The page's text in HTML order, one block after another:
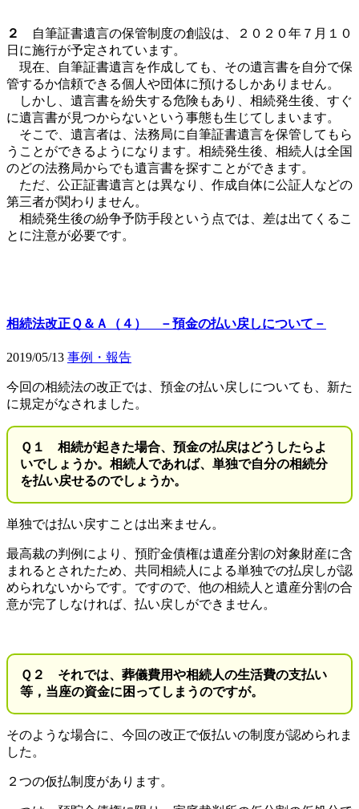
２
自筆証書遺言の保管制度の創設は、２０２０年７月１０
日に施行が予定されています。
現在、自筆証書遺言を作成しても、その遺言書を自分で保
管するか信頼できる個人や団体に預けるしかありません。
しかし、遺言書を紛失する危険もあり、相続発生後、すぐ
に遺言書が見つからないという事態も生じてしまいます。
そこで、遺言者は、法務局に自筆証書遺言を保管してもら
うことができるようになります。相続発生後、相続人は全国
のどの法務局からでも遺言書を探すことができます。
ただ、公正証書遺言とは異なり、作成自体に公証人などの
第三者が関わりません。
相続発生後の紛争予防手段という点では、差は出てくるこ
とに注意が必要です。
相続法改正Ｑ＆Ａ（４） －預金の払い戻しについて－
2019/05/13 事例・報告
今回の相続法の改正では、預金の払い戻しについても、新た
に規定がなされました。
Ｑ１ 相続が起きた場合、預金の払戻はどうしたらよ
いでしょうか。相続人であれば、単独で自分の相続分
を払い戻せるのでしょうか。
単独では払い戻すことは出来ません。
最高裁の判例により、預貯金債権は遺産分割の対象財産に含
まれるとされたため、共同相続人による単独での払戻しが認
められないからです。ですので、他の相続人と遺産分割の合
意が完了しなければ、払い戻しができません。
Ｑ２ それでは、葬儀費用や相続人の生活費の支払い
等，当座の資金に困ってしまうのですが。
そのような場合に、今回の改正で仮払いの制度が認められま
した。
２つの仮払制度があります。